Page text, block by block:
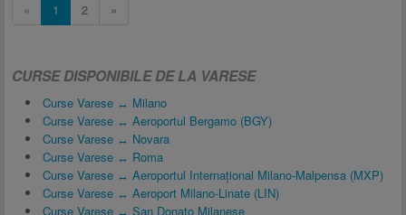
« 1 2 »
CURSE DISPONIBILE DE LA VARESE
Curse Varese ↔ Milano
Curse Varese ↔ Aeroportul Bergamo (BGY)
Curse Varese ↔ Novara
Curse Varese ↔ Roma
Curse Varese ↔ Aeroportul Internațional Milano-Malpensa (MXP)
Curse Varese ↔ Aeroport Milano-Linate (LIN)
Curse Varese ↔ San Donato Milanese